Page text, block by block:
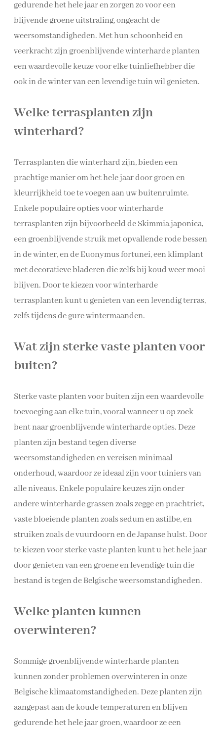
gedurende het hele jaar en zorgen zo voor een
blijvende groene uitstraling, ongeacht de
weersomstandigheden. Met hun schoonheid en
veerkracht zijn groenblijvende winterharde planten
een waardevolle keuze voor elke tuinliefhebber die
ook in de winter van een levendige tuin wil genieten.
Welke terrasplanten zijn
winterhard?
Terrasplanten die winterhard zijn, bieden een
prachtige manier om het hele jaar door groen en
kleurrijkheid toe te voegen aan uw buitenruimte.
Enkele populaire opties voor winterharde
terrasplanten zijn bijvoorbeeld de Skimmia japonica,
een groenblijvende struik met opvallende rode bessen
in de winter, en de Euonymus fortunei, een klimplant
met decoratieve bladeren die zelfs bij koud weer mooi
blijven. Door te kiezen voor winterharde
terrasplanten kunt u genieten van een levendig terras,
zelfs tijdens de gure wintermaanden.
Wat zijn sterke vaste planten voor
buiten?
Sterke vaste planten voor buiten zijn een waardevolle
toevoeging aan elke tuin, vooral wanneer u op zoek
bent naar groenblijvende winterharde opties. Deze
planten zijn bestand tegen diverse
weersomstandigheden en vereisen minimaal
onderhoud, waardoor ze ideaal zijn voor tuiniers van
alle niveaus. Enkele populaire keuzes zijn onder
andere winterharde grassen zoals zegge en prachtriet,
vaste bloeiende planten zoals sedum en astilbe, en
struiken zoals de vuurdoorn en de Japanse hulst. Door
te kiezen voor sterke vaste planten kunt u het hele jaar
door genieten van een groene en levendige tuin die
bestand is tegen de Belgische weersomstandigheden.
Welke planten kunnen
overwinteren?
Sommige groenblijvende winterharde planten
kunnen zonder problemen overwinteren in onze
Belgische klimaatomstandigheden. Deze planten zijn
aangepast aan de koude temperaturen en blijven
gedurende het hele jaar groen, waardoor ze een